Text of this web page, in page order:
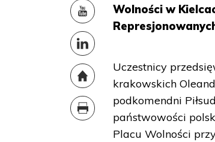
Wolności w
Uczestnicy
krakowskich
podkomendni
państwowości
Placu Wolności